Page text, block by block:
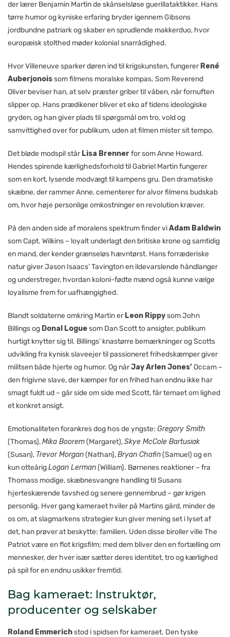
der lærer Benjamin Martin de skånselsløse guerillataktikker. Hans
tørre humor og kyniske erfaring bryder igennem Gibsons
jordbundne patriark og skaber en sprudlende makkerduo, hvor
europæisk stolthed møder kolonial snarrådighed.
Hvor Villeneuve sparker døren ind til krigskunsten, fungerer René
Auberjonoissom filmens moralske kompas. Som Reverend
Oliver beviser han, at selv præster griber til våben, når fornuften
slipper op. Hans prædikener bliver et eko af tidens ideologiske
gryden, og han giver plads til spørgsmål om tro, vold og
samvittighed over for publikum, uden at filmen mister sit tempo.
Det bløde modspil står Lisa Brennerfor som Anne Howard.
Hendes spirende kærlighedsforhold til Gabriel Martin fungerer
som en kort, lysende modvægt til kampens gru. Den dramatiske
skæbne, der rammer Anne, cementerer for alvor filmens budskab
om, hvor høje personlige omkostninger en revolution kræver.
På den anden side af moralens spektrum finder viAdam Baldwin
som Capt. Wilkins – loyalt underlagt den britiske krone og samtidig
en mand, der kender grænseløs hævntørst. Hans forræderiske
natur giver Jason Isaacs’ Tavington en ildevarslende håndlanger
og understreger, hvordan koloni-fødte mænd også kunne vælge
loyalisme frem for uafhængighed.
Blandt soldaterne omkring Martin er Leon Rippysom John
Billings og Donal Loguesom Dan Scott to ansigter, publikum
hurtigt knytter sig til. Billings’ knastørre bemærkninger og Scotts
udvikling fra kynisk slaveejer til passioneret frihedskæmper giver
militsen både hjerte og humor. Og nårJay Arlen Jones’Occam –
den frigivne slave, der kæmper for en frihed han endnu ikke har
smagt fuldt ud – går side om side med Scott, får temaet om lighed
et konkret ansigt.
Emotionaliteten forankres dog hos de yngste: Gregory Smith
(Thomas),Mika Boorem(Margaret),Skye McCole Bartusiak
(Susan), Trevor Morgan(Nathan),Bryan Chafin(Samuel) og en
kun otteårigLogan Lerman(William). Børnenes reaktioner – fra
Thomass modige, skæbnesvangre handling til Susans
hjerteskærende tavshed og senere gennembrud – gør krigen
personlig. Hver gang kameraet hviler på Martins gård, minder de
os om, at slagmarkens strategier kun giver mening set i lyset af
det, han prøver at beskytte: familien. Uden disse biroller ville The
Patriot være en flot krigsfilm; med dem bliver den en fortælling om
mennesker, der hver især sætter deres identitet, tro og kærlighed
på spil for en endnu usikker fremtid.
Bag kameraet: Instruktør,
producenter og selskaber
Roland Emmerichstod i spidsen for kameraet. Den tyske